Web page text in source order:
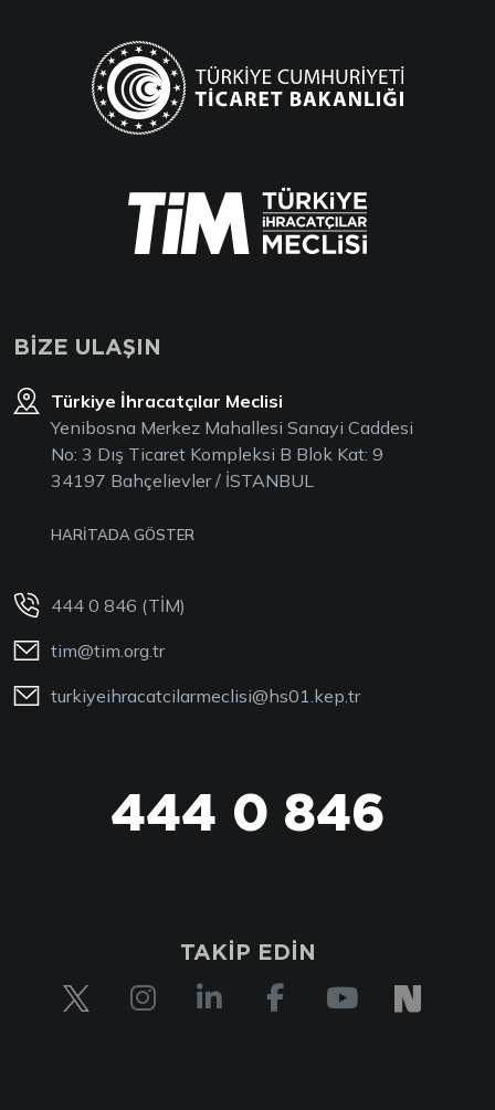
BİZE ULAŞIN
Türkiye İhracatçılar Meclisi
Yenibosna Merkez Mahallesi Sanayi Caddesi
No: 3 Dış Ticaret Kompleksi B Blok Kat: 9
34197 Bahçelievler / İSTANBUL
HARİTADA GÖSTER
444 0 846 (TİM)
tim@tim.org.tr
turkiyeihracatcilarmeclisi@hs01.kep.tr
444 0 846
444 0 TİM
TAKİP EDİN